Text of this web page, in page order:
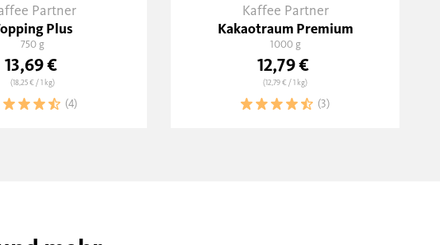
Partner
Plus
750 g
13,69 €
(18,25 €/ 1 kg)
(4)
Kaffee Partner
Kakaotraum Premium
1000 g
12,79 €
(12,79 €/ 1 kg)
(3)